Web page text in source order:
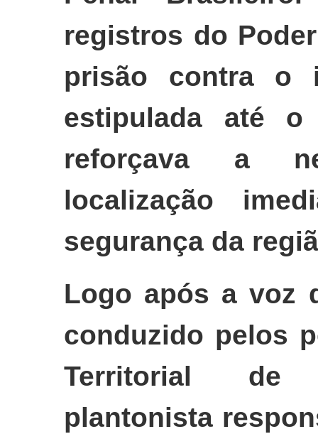
registros do
prisão contra o
estipulada até
reforçava a
localização
segurança da
Logo após a voz
conduzido pelos
Territorial
plantonista